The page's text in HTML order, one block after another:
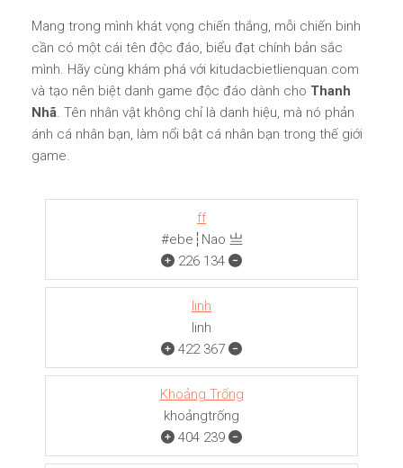
Mang trong mình khát vọng chiến thắng, mỗi chiến binh
cần có một cái tên độc đáo, biểu đạt chính bản sắc
mình. Hãy cùng khám phá với kitudacbietlienquan.com
và tạo nên biệt danh game độc đáo dành cho Thanh
Nhã. Tên nhân vật không chỉ là danh hiệu, mà nó phản
ánh cá nhân bạn, làm nổi bật cá nhân bạn trong thế giới
game.
ff
#ebe┆Nao 亗
226 134
linh
linh
422 367
Khoảng Trống
khoảngㅤㅤㅤtrống
404 239